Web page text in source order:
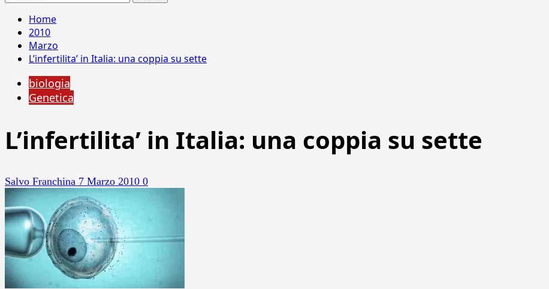
per:
Home
2010
Marzo
L’infertilita’ in Italia: una coppia su sette
biologia
Genetica
L’infertilita’ in Italia: una coppia su sette
Salvo Franchina 7 Marzo 2010 0